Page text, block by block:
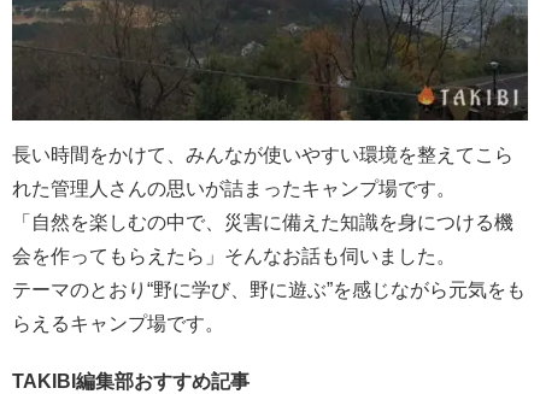
長い時間をかけて、みんなが使いやすい環境を整えてこら
れた管理人さんの思いが詰まったキャンプ場です。
「自然を楽しむの中で、災害に備えた知識を身につける機
会を作ってもらえたら」そんなお話も伺いました。
テーマのとおり“野に学び、野に遊ぶ”を感じながら元気をも
らえるキャンプ場です。
TAKIBI編集部おすすめ記事